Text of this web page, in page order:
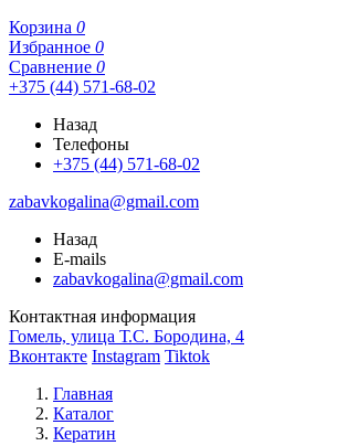
Корзина 0
Избранное 0
Сравнение 0
+375 (44) 571-68-02
Назад
Телефоны
+375 (44) 571-68-02
zabavkogalina@gmail.com
Назад
E-mails
zabavkogalina@gmail.com
Контактная информация
Гомель, улица Т.С. Бородина, 4
Вконтакте Instagram Tiktok
Главная
Каталог
Кератин